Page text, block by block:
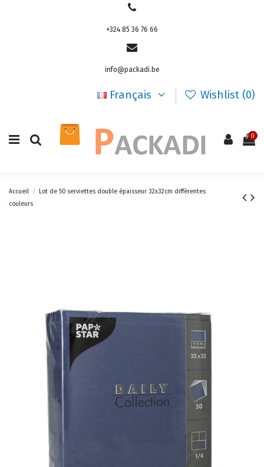
+324 85 36 76 66
info@packadi.be
Français Wishlist (0)
0
Accueil
Lot de 50 serviettes double épaisseur 32x32cm différentes
couleurs